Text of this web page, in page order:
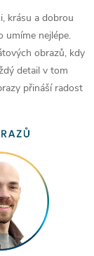
krásu a dobrou
umíme nejlépe.
obrazů, kdy
detail v tom
přináší radost